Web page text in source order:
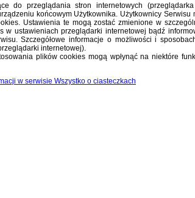
do przeglądania stron internetowych
końcowym Użytkownika. Użytkownicy Serwisu
Ustawienia te mogą zostać zmienione w
w ustawieniach przeglądarki internetowej bądź
Szczegółowe informacje o możliwości i
internetowej).
plików cookies mogą wpłynąć na niektóre
w serwisie Wszystko o ciasteczkach